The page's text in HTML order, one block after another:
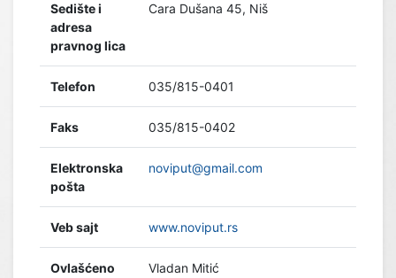
Sedište i
adresa
pravnog lica
Cara Dušana 45, Niš
Telefon 035/815-0401
Faks 035/815-0402
Elektronska
pošta
noviput@gmail.com
Veb sajt www.noviput.rs
Ovlašćeno
Vladan Mitić